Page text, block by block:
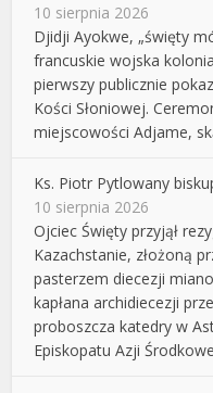
10 sierpnia 2026
Djidji Ayokwe, „święty
francuskie wojska
pierwszy publicznie
Kości Słoniowej.
miejscowości Adjame,
Ks. Piotr Pytlowany
10 sierpnia 2026
Ojciec Święty przyjął
Kazachstanie, złożoną
pasterzem diecezji
kapłana archidiecezji
proboszcza katedry w
Episkopatu Azji